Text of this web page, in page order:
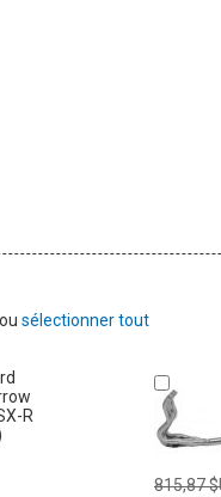
sélectionner tout
R
815,87
au
panier